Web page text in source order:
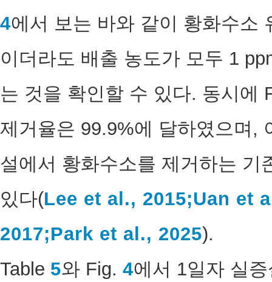
4에서 보는 바와 같이 황화수소
이더라도 배출 농도가 모두 1
는 것을 확인할 수 있다. 동시에
제거율은 99.9%에 달하였으며,
설에서 황화수소를 제거하는 기
있다(Lee et al., 2015;Uan et
2017;Park et al., 2025).
Table 5와 Fig. 4에서 1일자 실